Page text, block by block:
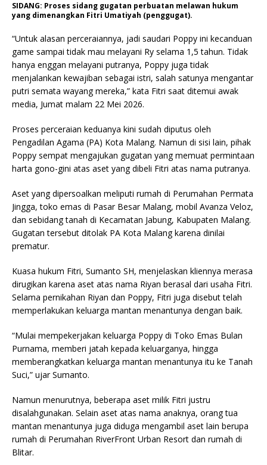
SIDANG: Proses sidang gugatan perbuatan melawan hukum
yang dimenangkan Fitri Umatiyah (penggugat).
“Untuk alasan perceraiannya, jadi saudari Poppy ini kecanduan
game sampai tidak mau melayani Ry selama 1,5 tahun. Tidak
hanya enggan melayani putranya, Poppy juga tidak
menjalankan kewajiban sebagai istri, salah satunya mengantar
putri semata wayang mereka,” kata Fitri saat ditemui awak
media, Jumat malam 22 Mei 2026.
Proses perceraian keduanya kini sudah diputus oleh
Pengadilan Agama (PA) Kota Malang. Namun di sisi lain, pihak
Poppy sempat mengajukan gugatan yang memuat permintaan
harta gono-gini atas aset yang dibeli Fitri atas nama putranya.
Aset yang dipersoalkan meliputi rumah di Perumahan Permata
Jingga, toko emas di Pasar Besar Malang, mobil Avanza Veloz,
dan sebidang tanah di Kecamatan Jabung, Kabupaten Malang.
Gugatan tersebut ditolak PA Kota Malang karena dinilai
prematur.
Kuasa hukum Fitri, Sumanto SH, menjelaskan kliennya merasa
dirugikan karena aset atas nama Riyan berasal dari usaha Fitri.
Selama pernikahan Riyan dan Poppy, Fitri juga disebut telah
memperlakukan keluarga mantan menantunya dengan baik.
“Mulai mempekerjakan keluarga Poppy di Toko Emas Bulan
Purnama, memberi jatah kepada keluarganya, hingga
memberangkatkan keluarga mantan menantunya itu ke Tanah
Suci,” ujar Sumanto.
Namun menurutnya, beberapa aset milik Fitri justru
disalahgunakan. Selain aset atas nama anaknya, orang tua
mantan menantunya juga diduga mengambil aset lain berupa
rumah di Perumahan RiverFront Urban Resort dan rumah di
Blitar.